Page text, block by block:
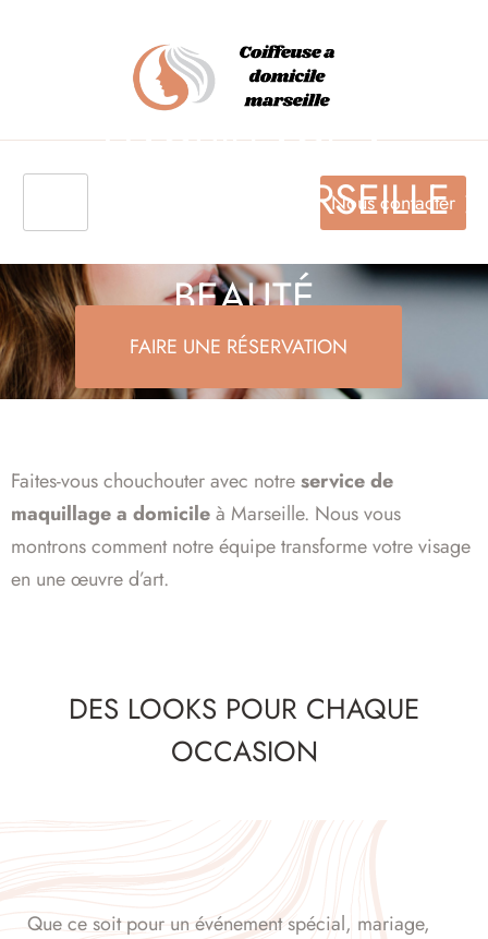
Nous contacter
MAQUILLAGE À
DOMICILE À MARSEILLE :
SUBLIMEZ VOTRE
BEAUTÉ
FAIRE UNE RÉSERVATION
Faites-vous chouchouter avec notreservice de
maquillage a domicileà Marseille. Nous vous
montrons comment notre équipe transforme votre visage
en une œuvre d’art.
DES LOOKS POUR CHAQUE
OCCASION
Que ce soit pour un événement spécial, mariage,